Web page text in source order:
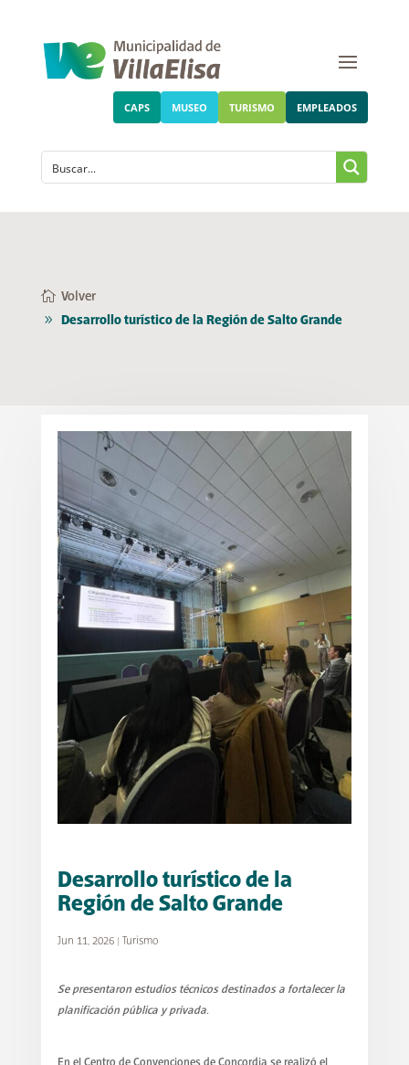
CAPS MUSEO TURISMO EMPLEADOS
Volver
Desarrollo turístico de la Región de Salto Grande
Desarrollo turístico de la
Región de Salto Grande
Jun 11, 2026| Turismo
Se presentaron estudios técnicos destinados a fortalecer la
planificación pública y privada.
En el Centro de Convenciones de Concordia se realizó el